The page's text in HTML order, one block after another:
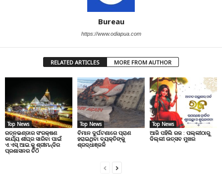
Bureau
https://www.odiapua.com
RELATED ARTICLES MORE FROM AUTHOR
Top News
ରତ୍ନଭଣ୍ଡାର ସଂରକ୍ଷଣ
କାର୍ଯ୍ୟ ଶୀଘ୍ର ସାରିବା ପାଇଁ
ଏ.ଏସ୍.ଆଇ.କୁ ଶ୍ରୀମନ୍ଦିର
ପ୍ରଶାସନର ଚିଠି
Top News
ବିମାନ ଦୁର୍ଘଟଣାରେ ପ୍ରାଣ
ହରାଇଥିବା ବ୍ୟକ୍ତିଙ୍କୁ
ଶ୍ରଦ୍ଧାଞ୍ଜଳି
Top News
ଆଜି ପହିଲି ରଜ : ପଲ୍ଲୀଠାରୁ
ଦିଲ୍ଲୀ ଉତ୍ସବ ମୁଖର